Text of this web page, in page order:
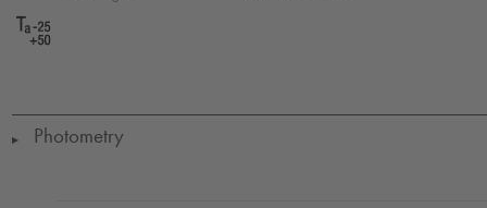
▶ Photometry